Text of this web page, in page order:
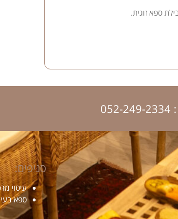
ספא זוגית.
סניפים:
עיסוי
ספא